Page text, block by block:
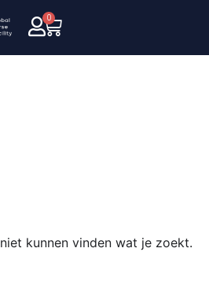
0
kunnen vinden wat je zoekt.